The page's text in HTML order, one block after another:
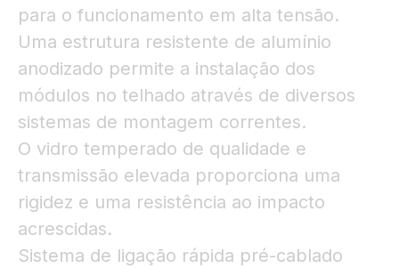
para o funcionamento em alta tensão.
Uma estrutura resistente de alumínio
anodizado permite a instalação dos
módulos no telhado através de diversos
sistemas de montagem correntes.
O vidro temperado de qualidade e
transmissão elevada proporciona uma
rigidez e uma resistência ao impacto
acrescidas.
Sistema de ligação rápida pré-cablado